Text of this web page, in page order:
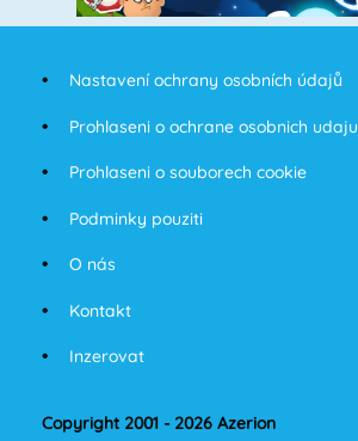
Nastavení ochrany osobních údajů
Prohlaseni o ochrane osobnich udaju
Prohlaseni o souborech cookie
Podminky pouziti
O nás
Kontakt
Inzerovat
Copyright 2001 - 2026 Azerion